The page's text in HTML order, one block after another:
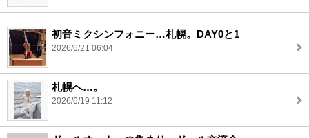
初音ミクシンフォニー…札幌。DAY0と1
2026/6/21 06:04
札幌へ…。
2026/6/19 11:12